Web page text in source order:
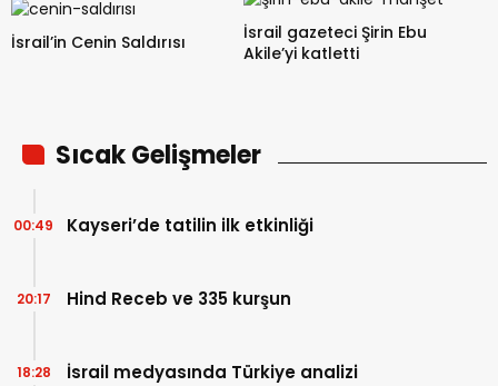
İsrail’in Cenin Saldırısı
İsrail gazeteci Şirin Ebu
Akile’yi katletti
Sıcak Gelişmeler
Kayseri’de tatilin ilk etkinliği
00:49
Hind Receb ve 335 kurşun
20:17
İsrail medyasında Türkiye analizi
18:28